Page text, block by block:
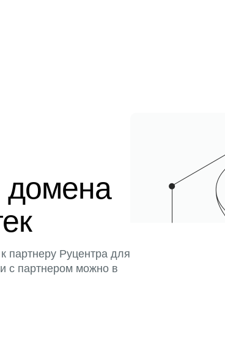
домена
партнеру Руцентра для
с партнером можно в